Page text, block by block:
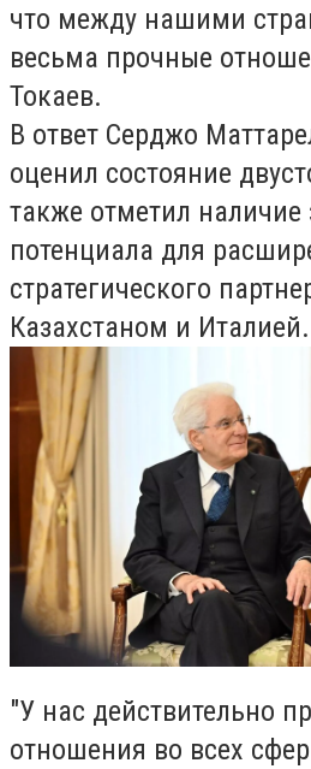
что между нашими
весьма прочные
Токаев.
В ответ Серджо
оценил состояние
также отметил наличие
потенциала для
стратегического
Казахстаном и Италией.
"У нас действительно
отношения во всех